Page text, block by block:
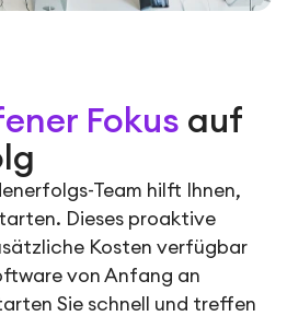
Fokus auf
Team hilft Ihnen,
Dieses proaktive
Kosten verfügbar
von Anfang an
Sie schnell und treffen